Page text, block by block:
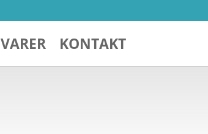
VARER KONTAKT